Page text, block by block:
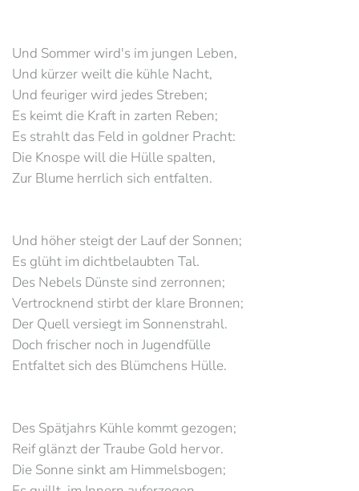
Und Sommer wird's im jungen Leben,
Und kürzer weilt die kühle Nacht,
Und feuriger wird jedes Streben;
Es keimt die Kraft in zarten Reben;
Es strahlt das Feld in goldner Pracht:
Die Knospe will die Hülle spalten,
Zur Blume herrlich sich entfalten.
Und höher steigt der Lauf der Sonnen;
Es glüht im dichtbelaubten Tal.
Des Nebels Dünste sind zerronnen;
Vertrocknend stirbt der klare Bronnen;
Der Quell versiegt im Sonnenstrahl.
Doch frischer noch in Jugendfülle
Entfaltet sich des Blümchens Hülle.
Des Spätjahrs Kühle kommt gezogen;
Reif glänzt der Traube Gold hervor.
Die Sonne sinkt am Himmelsbogen;